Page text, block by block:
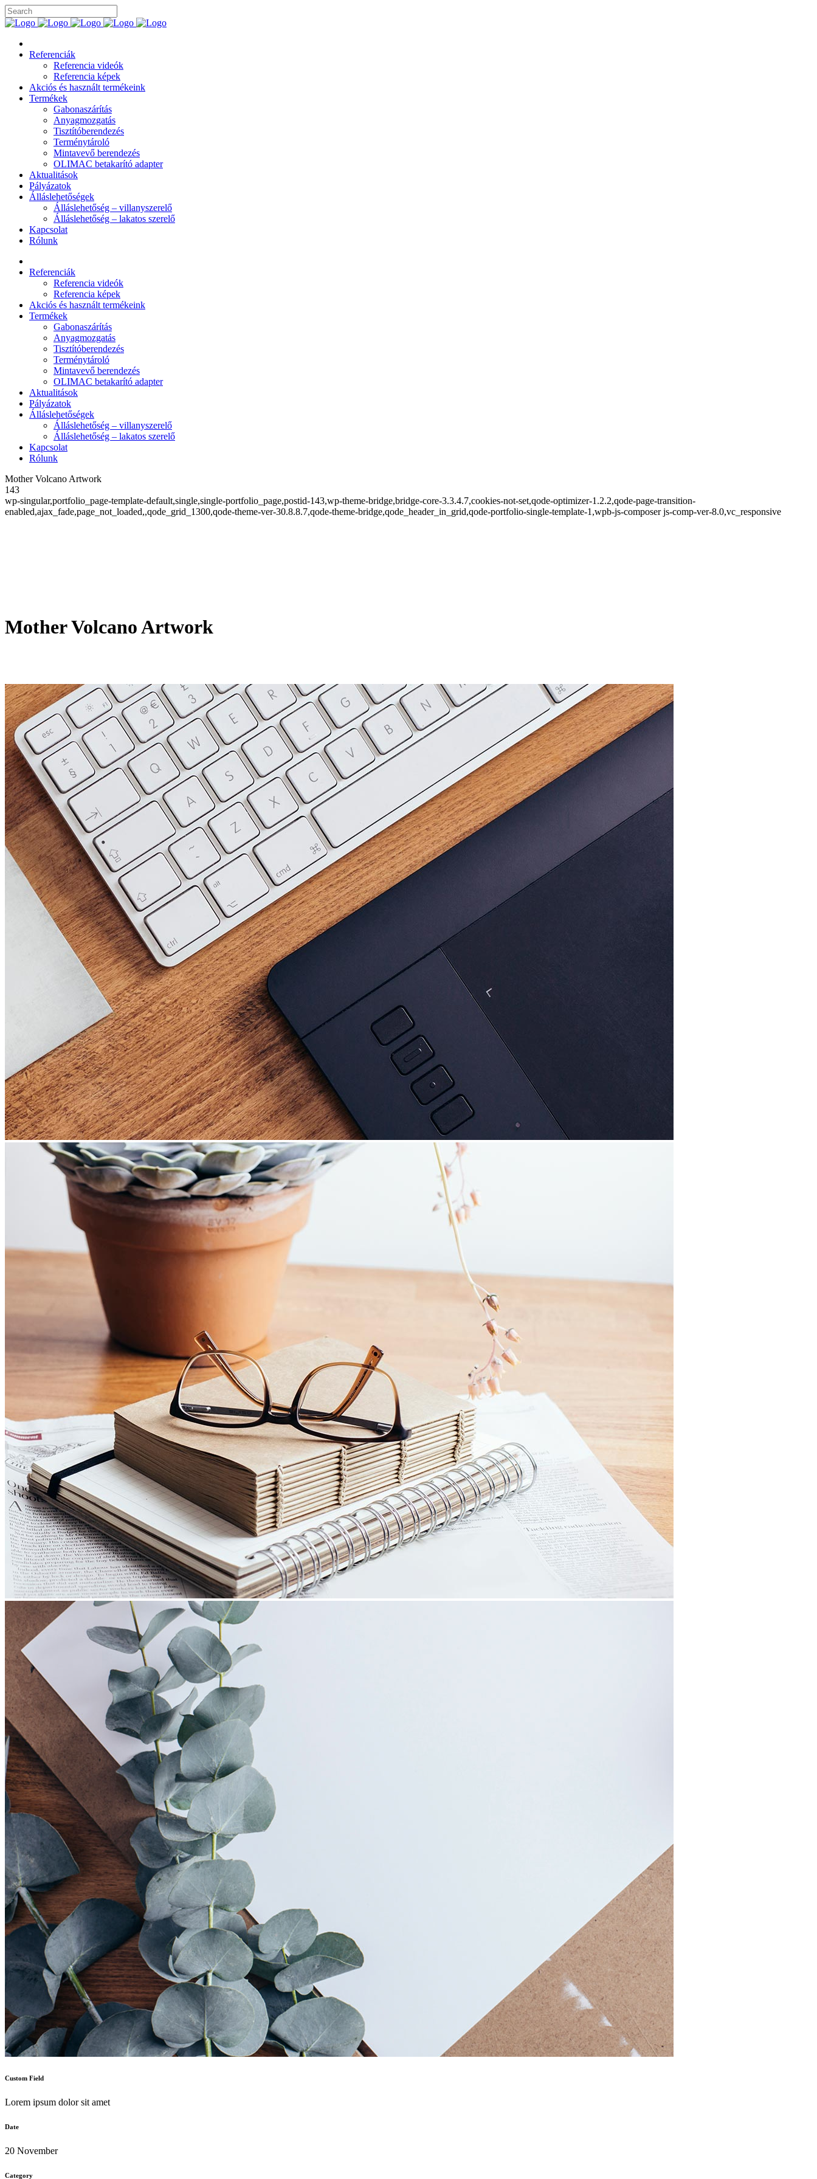
Referenciák
Referencia videók
Referencia képek
Akciós és használt termékeink
Termékek
Gabonaszárítás
Anyagmozgatás
Tisztítóberendezés
Terménytároló
Mintavevő berendezés
OLIMAC betakarító adapter
Aktualitások
Pályázatok
Álláslehetőségek
Álláslehetőség – villanyszerelő
Álláslehetőség – lakatos szerelő
Kapcsolat
Rólunk
Referenciák
Referencia videók
Referencia képek
Akciós és használt termékeink
Termékek
Gabonaszárítás
Anyagmozgatás
Tisztítóberendezés
Terménytároló
Mintavevő berendezés
OLIMAC betakarító adapter
Aktualitások
Pályázatok
Álláslehetőségek
Álláslehetőség – villanyszerelő
Álláslehetőség – lakatos szerelő
Kapcsolat
Rólunk
Mother Volcano Artwork
143
wp-singular,portfolio_page-template-default,single,single-portfolio_page,postid-143,wp-theme-bridge,bridge-core-3.3.4.7,cookies-not-set,qode-optimizer-1.2.2,qode-page-transition-
enabled,ajax_fade,page_not_loaded,,qode_grid_1300,qode-theme-ver-30.8.8.7,qode-theme-bridge,qode_header_in_grid,qode-portfolio-single-template-1,wpb-js-composer js-comp-ver-8.0,vc_responsive
Mother Volcano Artwork
Custom Field
Lorem ipsum dolor sit amet
Date
20 November
Category